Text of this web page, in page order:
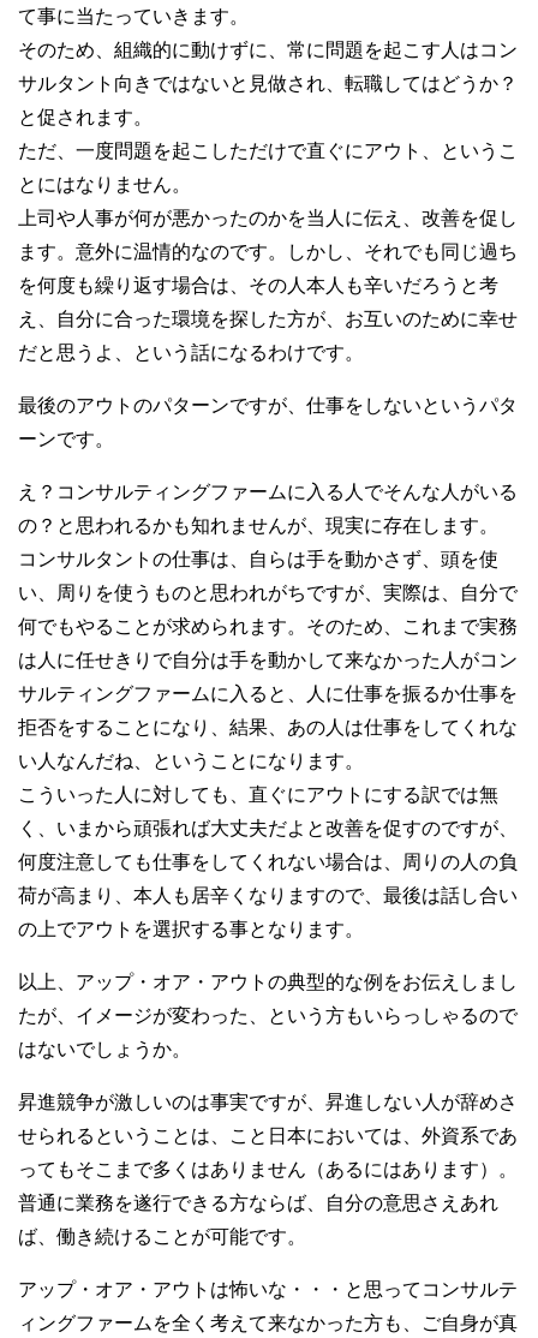
て事に当たっていきます。
そのため、組織的に動けずに、常に問題を起こす人はコン
サルタント向きではないと見做され、転職してはどうか？
と促されます。
ただ、一度問題を起こしただけで直ぐにアウト、というこ
とにはなりません。
上司や人事が何が悪かったのかを当人に伝え、改善を促し
ます。意外に温情的なのです。しかし、それでも同じ過ち
を何度も繰り返す場合は、その人本人も辛いだろうと考
え、自分に合った環境を探した方が、お互いのために幸せ
だと思うよ、という話になるわけです。
最後のアウトのパターンですが、仕事をしないというパタ
ーンです。
え？コンサルティングファームに入る人でそんな人がいる
の？と思われるかも知れませんが、現実に存在します。
コンサルタントの仕事は、自らは手を動かさず、頭を使
い、周りを使うものと思われがちですが、実際は、自分で
何でもやることが求められます。そのため、これまで実務
は人に任せきりで自分は手を動かして来なかった人がコン
サルティングファームに入ると、人に仕事を振るか仕事を
拒否をすることになり、結果、あの人は仕事をしてくれな
い人なんだね、ということになります。
こういった人に対しても、直ぐにアウトにする訳では無
く、いまから頑張れば大丈夫だよと改善を促すのですが、
何度注意しても仕事をしてくれない場合は、周りの人の負
荷が高まり、本人も居辛くなりますので、最後は話し合い
の上でアウトを選択する事となります。
以上、アップ・オア・アウトの典型的な例をお伝えしまし
たが、イメージが変わった、という方もいらっしゃるので
はないでしょうか。
昇進競争が激しいのは事実ですが、昇進しない人が辞めさ
せられるということは、こと日本においては、外資系であ
ってもそこまで多くはありません（あるにはあります）。
普通に業務を遂行できる方ならば、自分の意思さえあれ
ば、働き続けることが可能です。
アップ・オア・アウトは怖いな・・・と思ってコンサルテ
ィングファームを全く考えて来なかった方も、ご自身が真